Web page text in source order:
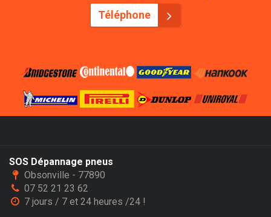
Téléphone
SOS Dépannage pneus
Obsonville - 77890
07 52 21 23 62
7 jours / 7 et 24 heures /24 !